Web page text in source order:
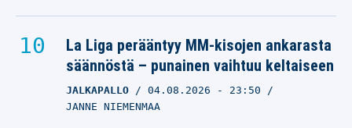
La Liga perääntyy MM-kisojen ankarasta
säännöstä – punainen vaihtuu keltaiseen
JALKAPALLO 04.08.2026 - 23:50
JANNE NIEMENMAA